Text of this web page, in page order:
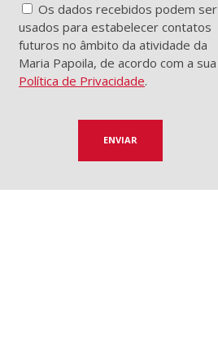
Os dados recebidos podem ser
usados para estabelecer contatos
futuros no âmbito da atividade da
Maria Papoila, de acordo com a sua
Política de Privacidade.